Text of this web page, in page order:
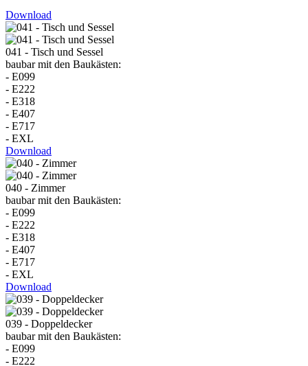
Download
041 - Tisch und Sessel
baubar mit den Baukästen:
- E099
- E222
- E318
- E407
- E717
- EXL
Download
040 - Zimmer
baubar mit den Baukästen:
- E099
- E222
- E318
- E407
- E717
- EXL
Download
039 - Doppeldecker
baubar mit den Baukästen:
- E099
- E222